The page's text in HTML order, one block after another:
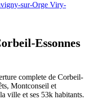
sur-Orge Viry-
Essonnes
complete de Corbeil-
Montconseil et
ville et ses 53k habitants.